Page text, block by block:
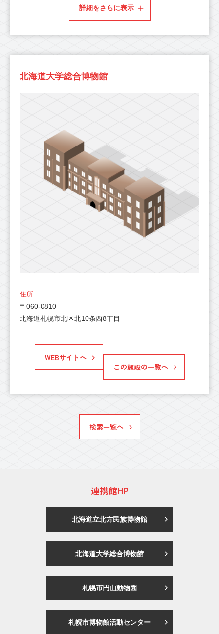
詳細をさらに表示
北海道大学総合博物館
住所
〒060-0810
北海道札幌市北区北10条西8丁目
WEBサイトへ
この施設の一覧へ
検索一覧へ
連携館HP
北海道立北方民族博物館
北海道大学総合博物館
札幌市円山動物園
札幌市博物館活動センター